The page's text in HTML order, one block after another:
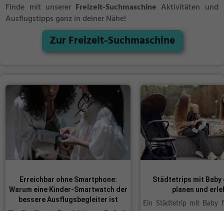
Finde mit unserer Freizeit-Suchmaschine Aktivitäten und
Ausflugstipps ganz in deiner Nähe!
Zur Freizeit-Suchmaschine
Erreichbar ohne Smartphone:
Warum eine Kinder-Smartwatch der
bessere Ausflugsbegleiter ist
Städtetrips mit Baby
planen und
Ein Städtetrip mit Baby